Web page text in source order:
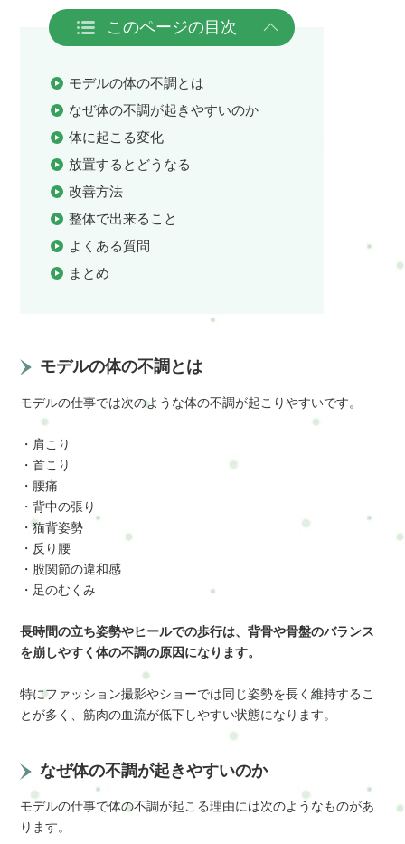
このページの目次
モデルの体の不調とは
なぜ体の不調が起きやすいのか
体に起こる変化
放置するとどうなる
改善方法
整体で出来ること
よくある質問
まとめ
モデルの体の不調とは
モデルの仕事では次のような体の不調が起こりやすいです。
・肩こり
・首こり
・腰痛
・背中の張り
・猫背姿勢
・反り腰
・股関節の違和感
・足のむくみ
長時間の立ち姿勢やヒールでの歩行は、背骨や骨盤のバランス
を崩しやすく体の不調の原因になります。
特にファッション撮影やショーでは同じ姿勢を長く維持するこ
とが多く、筋肉の血流が低下しやすい状態になります。
なぜ体の不調が起きやすいのか
モデルの仕事で体の不調が起こる理由には次のようなものがあ
ります。